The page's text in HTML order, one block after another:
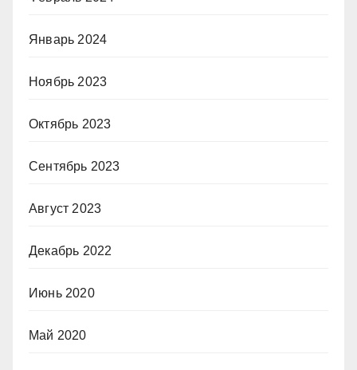
Январь 2024
Ноябрь 2023
Октябрь 2023
Сентябрь 2023
Август 2023
Декабрь 2022
Июнь 2020
Май 2020